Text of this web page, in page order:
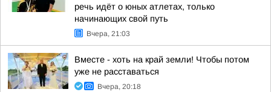
речь идёт о юных атлетах, только
начинающих свой путь
Вчера, 21:03
Вместе - хоть на край земли! Чтобы потом
уже не расставаться
Вчера, 20:18